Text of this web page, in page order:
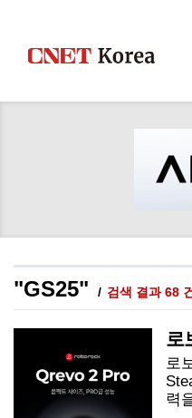
"GS25" 검색 결과 68
로
로
력